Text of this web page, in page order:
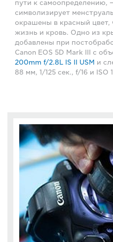
пути к самоопределению,
символизирует
окрашены в красный цвет,
жизнь и кровь. Одно из
добавлены при
Canon EOS 5D Mark III с
200mm f/2.8L IS II USM и
88 мм, 1/125 сек., f/16 и